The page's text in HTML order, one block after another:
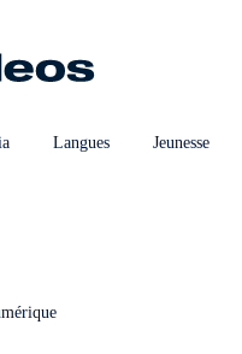
Langues Jeunesse